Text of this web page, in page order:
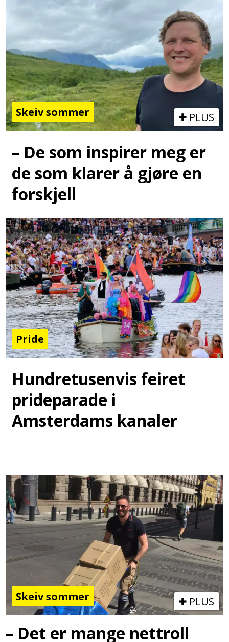
Skeiv sommer PLUS
– De som inspirer meg er
de som klarer å gjøre en
forskjell
Pride
Hundretusenvis feiret
prideparade i
Amsterdams kanaler
Skeiv sommer PLUS
– Det er mange nettroll